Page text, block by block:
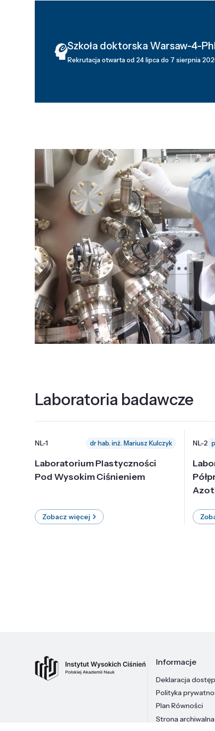
Szkoła doktorska Warsaw-4-
Rekrutacja otwarta od 24 lipca do 7 sierpnia
Laboratoria badawcze
NL-1 dr hab. inż. Mariusz Kulczyk
Laboratorium Plastyczności
Pod Wysokim Ciśnieniem
Zobacz więcej
NL-2
Informacje
Deklaracja
Polityka
Plan Równości
Strona archiwalna